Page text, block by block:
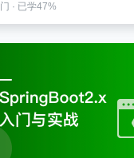
· 已学47%